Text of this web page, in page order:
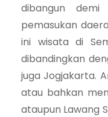
dibangun demi
pemasukan
ini wisata di
dibandingkan
juga Jogjakarta.
atau bahkan
ataupun Lawang